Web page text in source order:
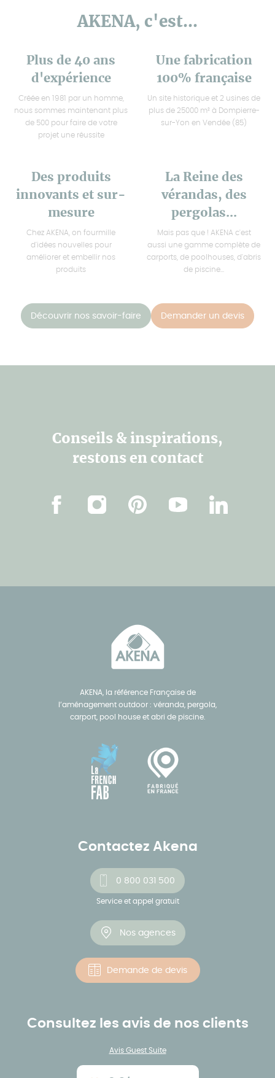
AKENA, c'est...
Plus de 40 ans
d'expérience
Créée en 1981 par un homme,
nous sommes maintenant plus
de 500 pour faire de votre
projet une réussite
Une fabrication
100% française
Un site historique et 2 usines de
plus de 25000 m² à Dompierre-
sur-Yon en Vendée (85)
Des produits
innovants et sur-
mesure
Chez AKENA, on fourmille
d'idées nouvelles pour
améliorer et embellir nos
produits
La Reine des
vérandas, des
pergolas...
Mais pas que ! AKENA c'est
aussi une gamme complète de
carports, de poolhouses, d'abris
de piscine...
Découvrir nos savoir-faire Demander un devis
AKENA, la référence Française de
l’aménagement outdoor : véranda, pergola,
carport, pool house et abri de piscine.
Contactez Akena
0 800 031 500
Service et appel gratuit
Nos agences
Demande de devis
Consultez les avis de nos clients
Avis Guest Suite
Conseils & inspirations,
restons en contact
FacebookInstagramPinterestYoutubeLinkedin